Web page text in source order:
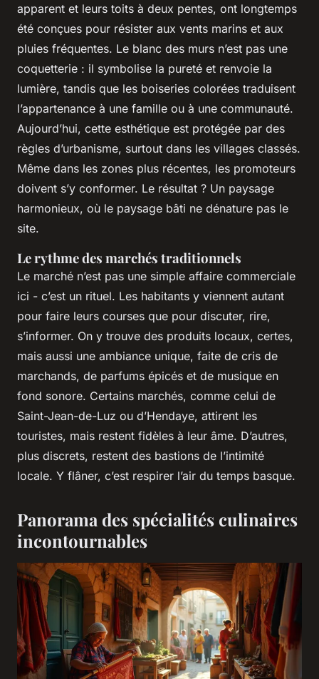
apparent et leurs toits à deux pentes, ont longtemps
été conçues pour résister aux vents marins et aux
pluies fréquentes. Le blanc des murs n’est pas une
coquetterie : il symbolise la pureté et renvoie la
lumière, tandis que les boiseries colorées traduisent
l’appartenance à une famille ou à une communauté.
Aujourd’hui, cette esthétique est protégée par des
règles d’urbanisme, surtout dans les villages classés.
Même dans les zones plus récentes, les promoteurs
doivent s’y conformer. Le résultat ? Un paysage
harmonieux, où le paysage bâti ne dénature pas le
site.
Le rythme des marchés traditionnels
Le marché n’est pas une simple affaire commerciale
ici - c’est un rituel. Les habitants y viennent autant
pour faire leurs courses que pour discuter, rire,
s’informer. On y trouve des produits locaux, certes,
mais aussi une ambiance unique, faite de cris de
marchands, de parfums épicés et de musique en
fond sonore. Certains marchés, comme celui de
Saint-Jean-de-Luz ou d’Hendaye, attirent les
touristes, mais restent fidèles à leur âme. D’autres,
plus discrets, restent des bastions de l’intimité
locale. Y flâner, c’est respirer l’air du temps basque.
Panorama des spécialités culinaires
incontournables